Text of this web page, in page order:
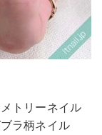
トリーネイル
ラ柄ネイル